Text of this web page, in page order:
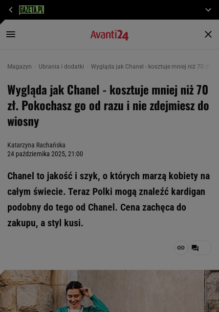
Magazyn Ubrania i dodatki Wygląda jak Chanel - kosztuje mniej niż 70 zł.
Wygląda jak Chanel - kosztuje mniej niż 70
zł. Pokochasz go od razu i nie zdejmiesz do
wiosny
Katarzyna Rachańska
24 października 2025, 21:00
Chanel to jakość i szyk, o których marzą kobiety na
całym świecie. Teraz Polki mogą znaleźć kardigan
podobny do tego od Chanel. Cena zachęca do
zakupu, a styl kusi.